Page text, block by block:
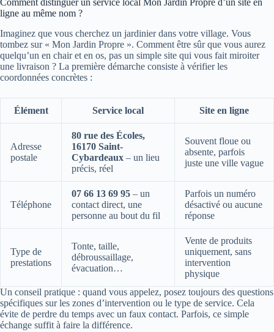
ligne au même nom ?
Imaginez que vous cherchez un jardinier dans votre village. Vous
tombez sur « Mon Jardin Propre ». Comment être sûr que vous aurez
quelqu’un en chair et en os, pas un simple site qui vous fait miroiter
une livraison ? La première démarche consiste à vérifier les
coordonnées concrètes :
Élément Service local Site en ligne
Adresse
postale
80 rue des Écoles,
16170 Saint-
Cybardeaux – un lieu
précis, réel
Souvent floue ou
absente, parfois
juste une ville vague
Téléphone
07 66 13 69 95 – un
contact direct, une
personne au bout du fil
Parfois un numéro
désactivé ou aucune
réponse
Type de
prestations
Tonte, taille,
débroussaillage,
évacuation…
Vente de produits
uniquement, sans
intervention
physique
Un conseil pratique : quand vous appelez, posez toujours des questions
spécifiques sur les zones d’intervention ou le type de service. Cela
évite de perdre du temps avec un faux contact. Parfois, ce simple
échange suffit à faire la différence.